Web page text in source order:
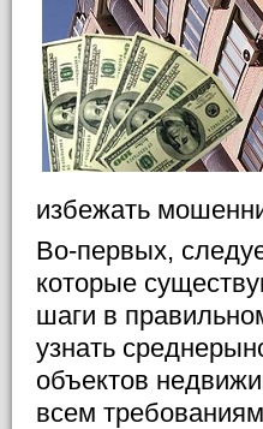
избежать
Во-первых,
которые
шаги в
узнать
объектов
всем